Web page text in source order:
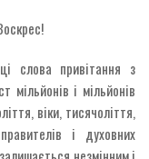
слова привітання з
і мільйонів
віки, тисячоліття,
і духовних